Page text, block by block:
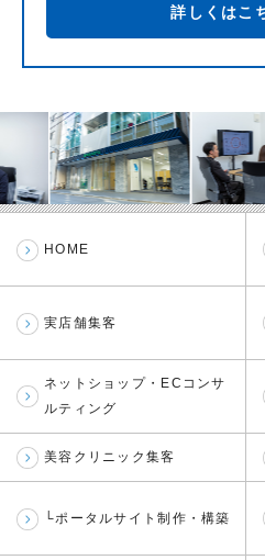
詳しくはこ
HOME
実店舗集客
ネットショップ・ECコンサ
ルティング
美容クリニック集客
└ポータルサイト制作・構築